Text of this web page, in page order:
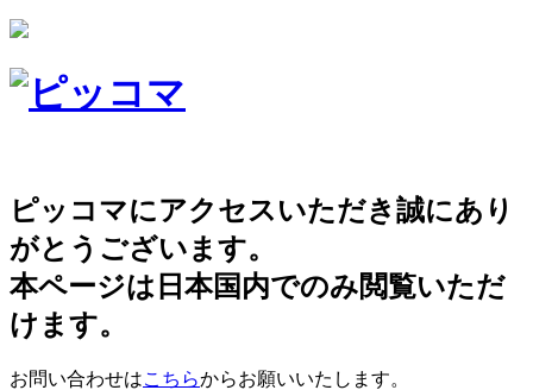
ピッコマにアクセスいただき誠にあり
がとうございます。
本ページは日本国内でのみ閲覧いただ
けます。
お問い合わせはこちらからお願いいたします。